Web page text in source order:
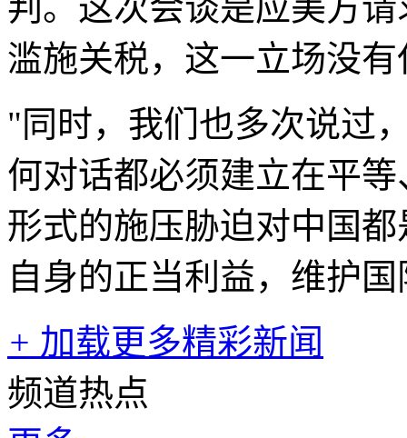
滥施关税，这一立场没
"同时，我们也多次说过
何对话都必须建立在平
形式的施压胁迫对中国
自身的正当利益，维护
+ 加载更多精彩新闻
频道热点